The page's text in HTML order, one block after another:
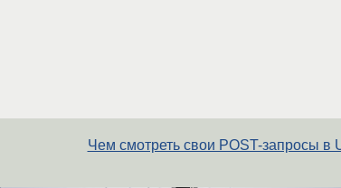
Чем смотреть свои POST-запросы в